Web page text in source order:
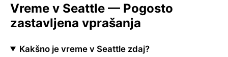
Vreme v Seattle — Pogosto
zastavljena vprašanja
Kakšno je vreme v Seattle zdaj?